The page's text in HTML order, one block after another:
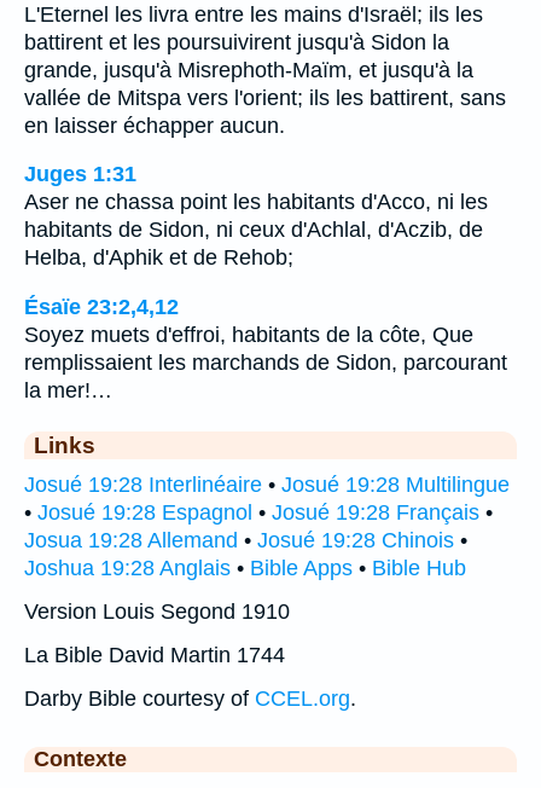
L'Eternel les livra entre les mains d'Israël; ils les
battirent et les poursuivirent jusqu'à Sidon la
grande, jusqu'à Misrephoth-Maïm, et jusqu'à la
vallée de Mitspa vers l'orient; ils les battirent, sans
en laisser échapper aucun.
Juges 1:31
Aser ne chassa point les habitants d'Acco, ni les
habitants de Sidon, ni ceux d'Achlal, d'Aczib, de
Helba, d'Aphik et de Rehob;
Ésaïe 23:2,4,12
Soyez muets d'effroi, habitants de la côte, Que
remplissaient les marchands de Sidon, parcourant
la mer!…
Links
Josué 19:28 Interlinéaire • Josué 19:28 Multilingue
• Josué 19:28 Espagnol • Josué 19:28 Français •
Josua 19:28 Allemand • Josué 19:28 Chinois •
Joshua 19:28 Anglais • Bible Apps • Bible Hub
Version Louis Segond 1910
La Bible David Martin 1744
Darby Bible courtesy of CCEL.org.
Contexte